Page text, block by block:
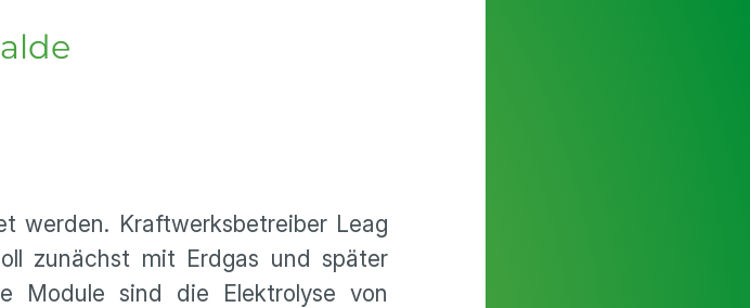
werden. Kraftwerksbetreiber Leag
zunächst mit Erdgas und später
Module sind die Elektrolyse von